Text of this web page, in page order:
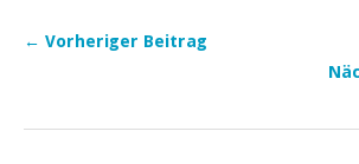
← Vorheriger Beitrag